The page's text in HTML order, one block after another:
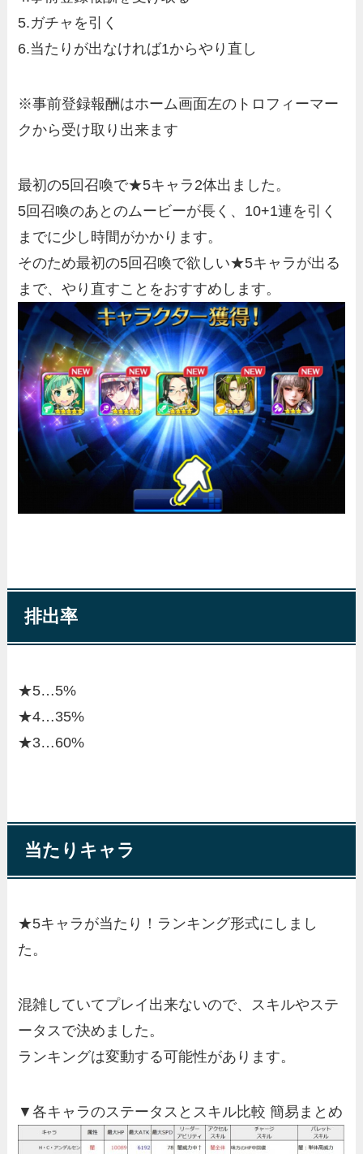
5.ガチャを引く
6.当たりが出なければ1からやり直し
※事前登録報酬はホーム画面左のトロフィーマー
クから受け取り出来ます
最初の5回召喚で★5キャラ2体出ました。
5回召喚のあとのムービーが長く、10+1連を引く
までに少し時間がかかります。
そのため最初の5回召喚で欲しい★5キャラが出る
まで、やり直すことをおすすめします。
排出率
★5…5%
★4…35%
★3…60%
当たりキャラ
★5キャラが当たり！ランキング形式にしまし
た。
混雑していてプレイ出来ないので、スキルやステ
ータスで決めました。
ランキングは変動する可能性があります。
▼各キャラのステータスとスキル比較 簡易まとめ